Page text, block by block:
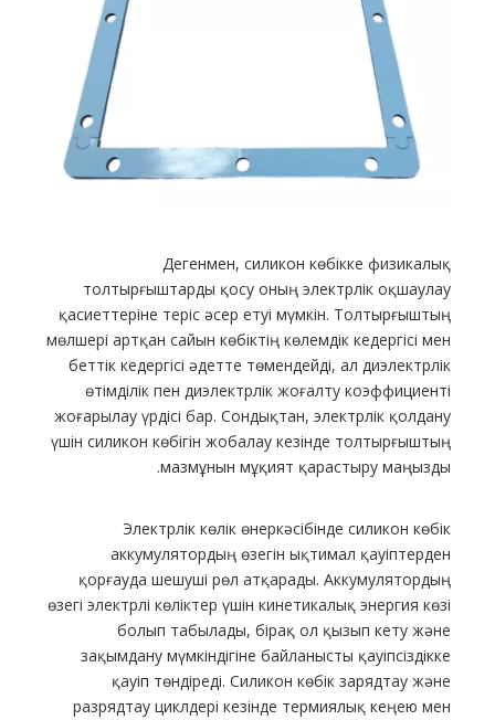
Дегенмен, силикон көбікке физикалық
толтырғыштарды қосу оның электрлік оқшаулау
қасиеттеріне теріс әсер етуі мүмкін. Толтырғыштың
мөлшері артқан сайын көбіктің көлемдік кедергісі мен
беттік кедергісі әдетте төмендейді, ал диэлектрлік
өтімділік пен диэлектрлік жоғалту коэффициенті
жоғарылау үрдісі бар. Сондықтан, электрлік қолдану
үшін силикон көбігін жобалау кезінде толтырғыштың
мазмұнын мұқият қарастыру маңызды.
Электрлік көлік өнеркәсібінде силикон көбік
аккумулятордың өзегін ықтимал қауіптерден
қорғауда шешуші рөл атқарады. Аккумулятордың
өзегі электрлі көліктер үшін кинетикалық энергия көзі
болып табылады, бірақ ол қызып кету және
зақымдану мүмкіндігіне байланысты қауіпсіздікке
қауіп төндіреді. Силикон көбік зарядтау және
разрядтау циклдері кезінде термиялық кеңею мен